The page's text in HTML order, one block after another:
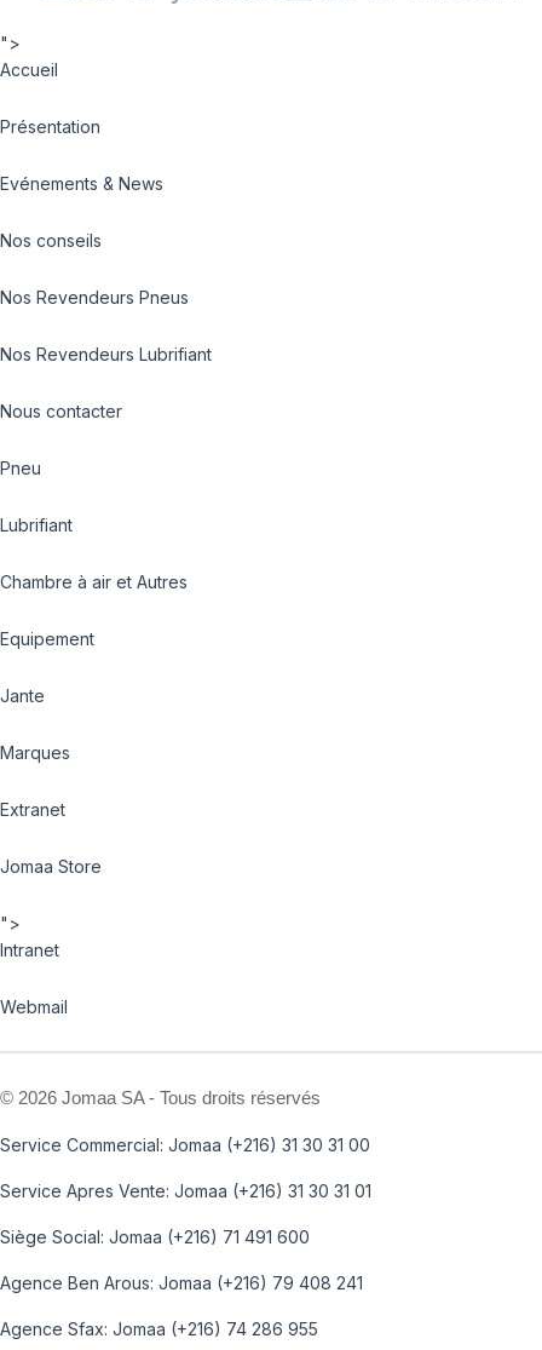
">
Accueil
Présentation
Evénements & News
Nos conseils
Nos Revendeurs Pneus
Nos Revendeurs Lubrifiant
Nous contacter
Pneu
Lubrifiant
Chambre à air et Autres
Equipement
Jante
Marques
Extranet
Jomaa Store
">
Intranet
Webmail
© 2026 Jomaa SA - Tous droits réservés
Service Commercial: Jomaa (+216) 31 30 31 00
Service Apres Vente: Jomaa (+216) 31 30 31 01
Siège Social: Jomaa (+216) 71 491 600
Agence Ben Arous: Jomaa (+216) 79 408 241
Agence Sfax: Jomaa (+216) 74 286 955